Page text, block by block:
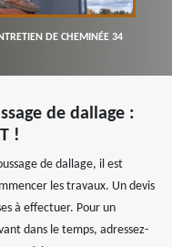
DE CHEMINÉE 34
de dallage :
!
de dallage, il est
les travaux. Un devis
à effectuer. Pour un
dans le temps, adressez-